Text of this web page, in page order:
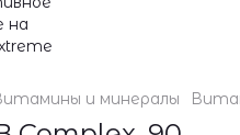
и минералы